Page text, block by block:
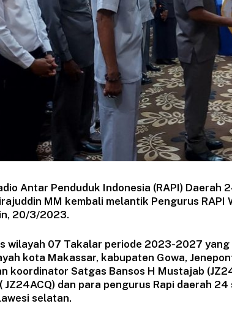
Antar Penduduk Indonesia (RAPI) Daerah
MM kembali melantik Pengurus RAPI
20/3/2023.
wilayah 07 Takalar periode 2023-2027 yang
kota Makassar, kabupaten Gowa,
koordinator Satgas Bansos H Mustajab
JZ24ACQ) dan para pengurus Rapi daerah
selatan.